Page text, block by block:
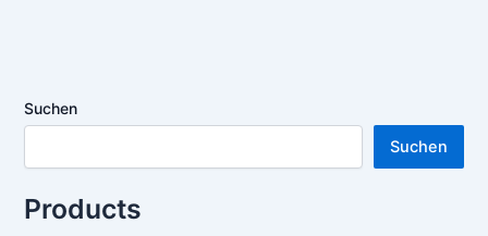
Suchen
Suchen
Products